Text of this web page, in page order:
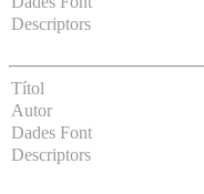
Descriptors
Títol
Autor
Dades Font
Descriptors